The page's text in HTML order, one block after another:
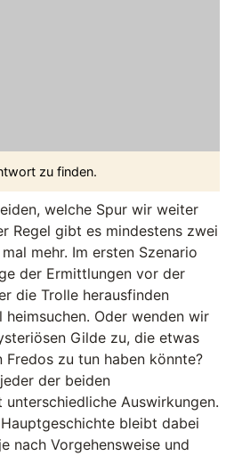
zu finden.
welche Spur wir weiter
Regel gibt es mindestens zwei
mehr. Im ersten Szenario
der Ermittlungen vor der
die Trolle herausfinden
Oder wenden wir
Gilde zu, die etwas
Fredos zu tun haben könnte?
der beiden
Auswirkungen.
bleibt dabei
nach Vorgehensweise und